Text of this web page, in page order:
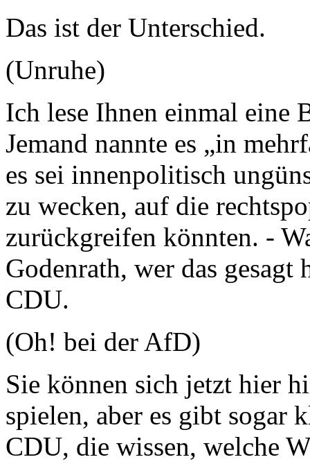
Das ist der Unterschied.
(Unruhe)
Ich lese Ihnen einmal eine
Jemand nannte es „in
es sei innenpolitisch
zu wecken, auf die
zurückgreifen könnten. -
Godenrath, wer das
CDU.
(Oh! bei der AfD)
Sie können sich jetzt hier
spielen, aber es gibt sogar
CDU, die wissen, welche